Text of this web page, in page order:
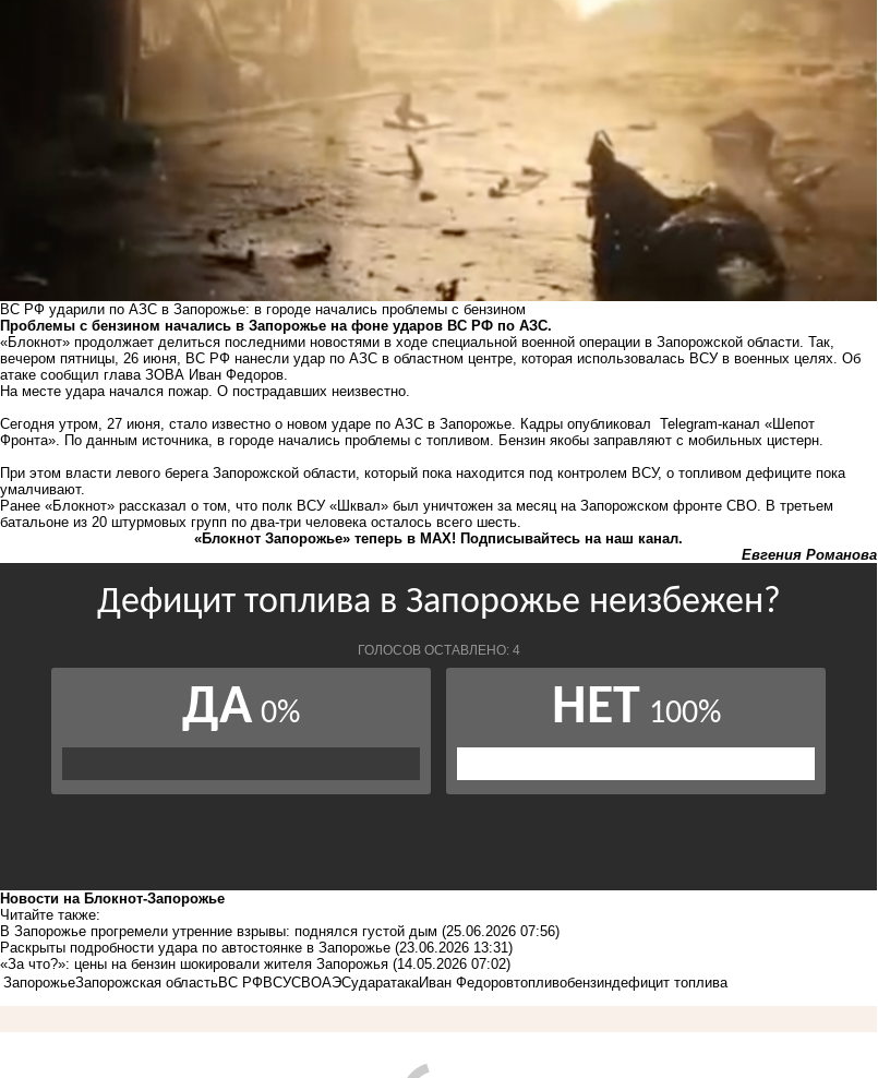
ВС РФ ударили по АЗС в Запорожье: в городе начались проблемы с бензином
Проблемы с бензином начались в Запорожье на фоне ударов ВС РФ по АЗС.
«Блокнот» продолжает делиться последними новостями в ходе специальной военной операции в Запорожской области. Так,
вечером пятницы, 26 июня, ВС РФ нанесли удар по АЗС в областном центре, которая использовалась ВСУ в военных целях. Об
атаке сообщил глава ЗОВА Иван Федоров.
На месте удара начался пожар. О пострадавших неизвестно.
Сегодня утром, 27 июня, стало известно о новом ударе по АЗС в Запорожье. Кадры опубликовал Telegram-канал «Шепот
Фронта». По данным источника, в городе начались проблемы с топливом. Бензин якобы заправляют с мобильных цистерн.
При этом власти левого берега Запорожской области, который пока находится под контролем ВСУ, о топливом дефиците пока
умалчивают.
Ранее «Блокнот» рассказал о том, что полк ВСУ «Шквал» был уничтожен за месяц на Запорожском фронте СВО . В третьем
батальоне из 20 штурмовых групп по два-три человека осталось всего шесть.
«Блокнот Запорожье» теперь в MAX! Подписывайтесь на наш канал.
Евгения Романова
Новости на Блoкнoт-Запорожье
Читайте также:
В Запорожье прогремели утренние взрывы: поднялся густой дым (25.06.2026 07:56)
Раскрыты подробности удара по автостоянке в Запорожье (23.06.2026 13:31)
«За что?»: цены на бензин шокировали жителя Запорожья (14.05.2026 07:02)
ЗапорожьеЗапорожская областьВС РФВСУСВОАЭСударатакаИван Федоровтопливобензиндефицит топлива